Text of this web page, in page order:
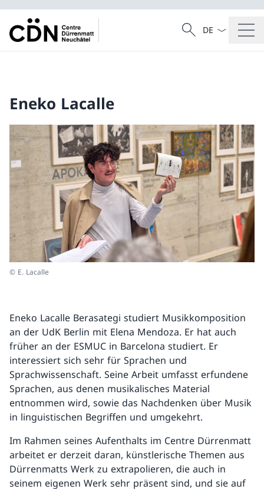
Suche
Suche
Sprach
Eneko Lacalle
© E. Lacalle
Eneko Lacalle Berasategi studiert Musikkomposition
an der UdK Berlin mit Elena Mendoza. Er hat auch
früher an der ESMUC in Barcelona studiert. Er
interessiert sich sehr für Sprachen und
Sprachwissenschaft. Seine Arbeit umfasst erfundene
Sprachen, aus denen musikalisches Material
entnommen wird, sowie das Nachdenken über Musik
in linguistischen Begriffen und umgekehrt.
Im Rahmen seines Aufenthalts im Centre Dürrenmatt
arbeitet er derzeit daran, künstlerische Themen aus
Dürrenmatts Werk zu extrapolieren, die auch in
seinem eigenen Werk sehr präsent sind, und sie auf